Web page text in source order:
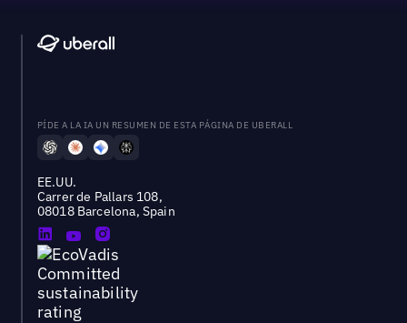
PÍDE A LA IA UN RESUMEN DE ESTA PÁGINA DE UBERALL
EE.UU.
Carrer de Pallars 108,
08018 Barcelona, Spain